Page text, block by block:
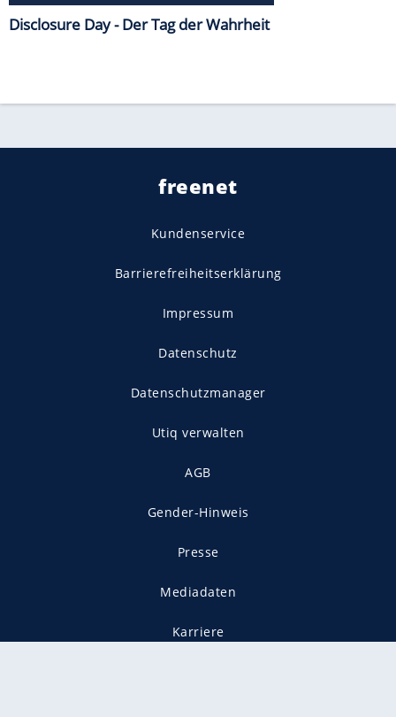
Disclosure Day - Der Tag der Wahrheit
freenet
Kundenservice
Barrierefreiheitserklärung
Impressum
Datenschutz
Datenschutzmanager
Utiq verwalten
AGB
Gender-Hinweis
Presse
Mediadaten
Karriere